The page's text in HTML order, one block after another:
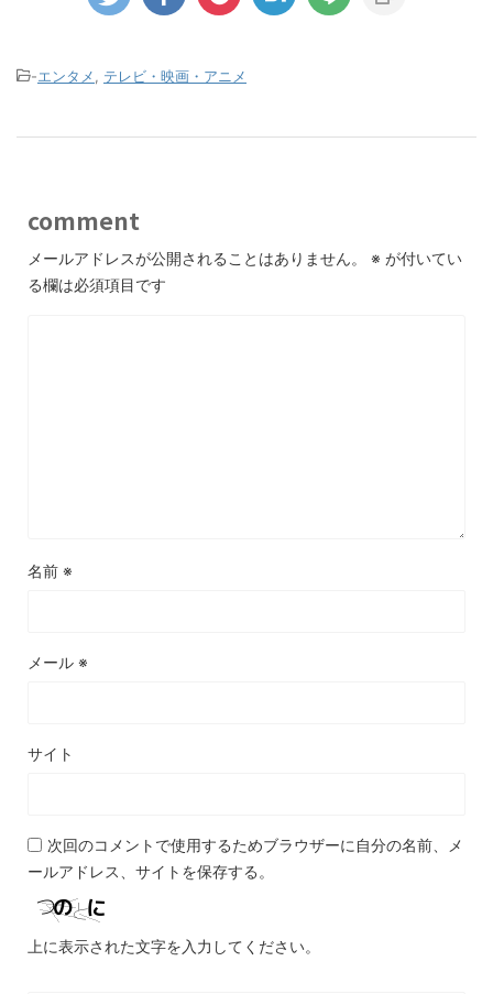
-エンタメ テレビ・映画・アニメ
comment
メールアドレスが公開されることはありません。 ※ が付いてい
る欄は必須項目です
名前 ※
メール ※
サイト
次回のコメントで使用するためブラウザーに自分の名前、メ
ールアドレス、サイトを保存する。
上に表示された文字を入力してください。